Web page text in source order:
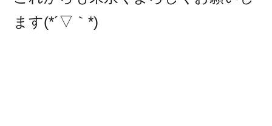
ます(*´▽｀*)